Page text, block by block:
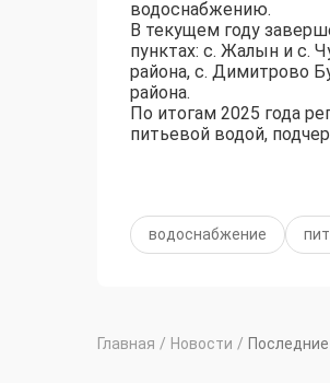
водоснабжению.
В текущем году
пунктах: с. Жалын и с.
района, с. Димитрово
района.
По итогам 2025 года
питьевой водой,
водоснабжение
Главная / Новости /